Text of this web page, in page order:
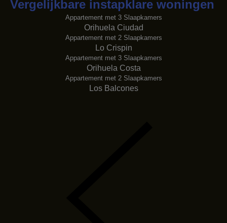
Vergelijkbare instapklare woningen
Appartement met 3 Slaapkamers
Orihuela Ciudad
Appartement met 2 Slaapkamers
Lo Crispin
Appartement met 3 Slaapkamers
Orihuela Costa
Appartement met 2 Slaapkamers
Los Balcones